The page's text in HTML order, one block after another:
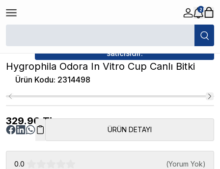
2
/
satıcısıdır.
Hygrophila Odora In Vitro Cup Canlı Bitki
Ürün Kodu: 2314498
329.90 TL
ÜRÜN DETAYI
0.0 (Yorum Yok)